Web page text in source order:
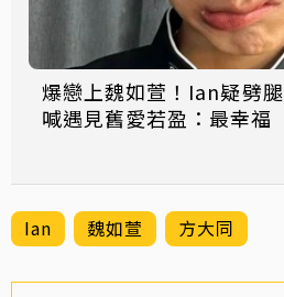
爆戀上魏如萱！Ian疑劈
喊遇見舊愛若盈：最幸福
Ian 魏如萱 方大同